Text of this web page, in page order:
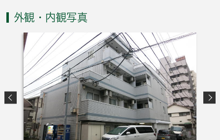
外観・内観写真